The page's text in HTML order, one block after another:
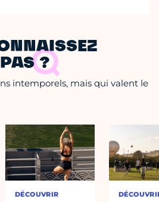
?
intemporels, mais qui valent le
DÉCOUVRIR